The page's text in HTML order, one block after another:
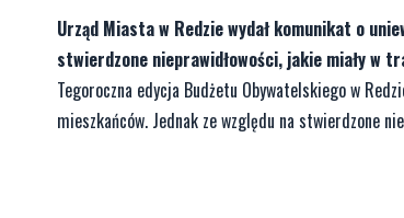
Urząd Miasta w Redzie wydał komunikat o
stwierdzone nieprawidłowości, jakie miały w
Tegoroczna edycja Budżetu Obywatelskiego w
mieszkańców. Jednak ze względu na stwierdzone